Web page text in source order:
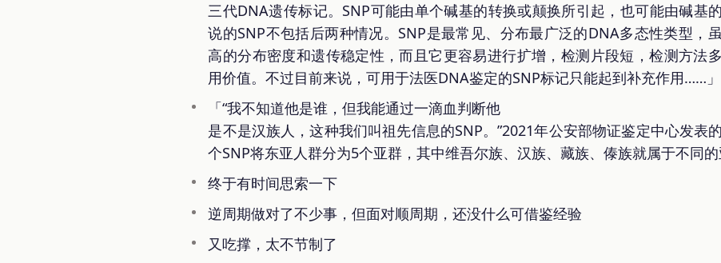
三代DNA遗传标记。SNP可能由单个碱基的转换或颠换所引起，也可能由碱基
说的SNP不包括后两种情况。SNP是最常见、分布最广泛的DNA多态性类型，
高的分布密度和遗传稳定性，而且它更容易进行扩增，检测片段短，检测方法
用价值。不过目前来说，可用于法医DNA鉴定的SNP标记只能起到补充作用……」
「“我不知道他是谁，但我能通过一滴血判断他
是不是汉族人，这种我们叫祖先信息的SNP。”2021年公安部物证鉴定中心发表
个SNP将东亚人群分为5个亚群，其中维吾尔族、汉族、藏族、傣族就属于不同的
终于有时间思索一下
逆周期做对了不少事，但面对顺周期，还没什么可借鉴经验
又吃撑，太不节制了